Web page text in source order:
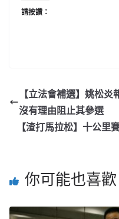
請按讚：
【立法會補選】姚松
沒有理由阻止其參選
【渣打馬拉松】十公里
你可能也喜歡